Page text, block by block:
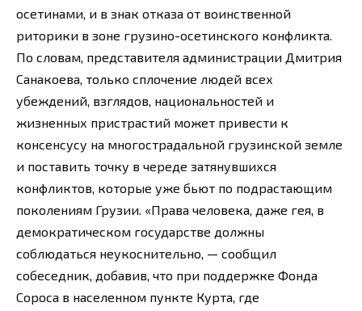
осетинами, и в знак отказа от воинственной
риторики в зоне грузино-осетинского конфликта.
По словам, представителя администрации Дмитрия
Санакоева, только сплочение людей всех
убеждений, взглядов, национальностей и
жизненных пристрастий может привести к
консенсусу на многострадальной грузинской земле
и поставить точку в череде затянувшихся
конфликтов, которые уже бьют по подрастающим
поколениям Грузии. «Права человека, даже гея, в
демократическом государстве должны
соблюдаться неукоснительно, — сообщил
собеседник, добавив, что при поддержке Фонда
Сороса в населенном пункте Курта, где